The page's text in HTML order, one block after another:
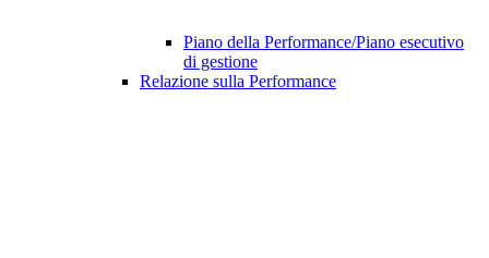
Piano della Performance/Piano esecutivo
di gestione
Relazione sulla Performance